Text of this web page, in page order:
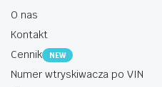
O nas
Kontakt
Cennik
NEW
Numer wtryskiwacza po VIN